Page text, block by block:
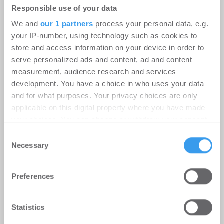
Responsible use of your data
We and our 1 partners process your personal data, e.g.
your IP-number, using technology such as cookies to
store and access information on your device in order to
serve personalized ads and content, ad and content
measurement, audience research and services
development. You have a choice in who uses your data
and for what purposes. Your privacy choices are only
applicable on this digital property where you have made
the Privacy trigger icon.
Find out more about how your personal data is processed
and set your preferences in the
We use cookies to personalise content and ads, to
provide social media features and to analyse our traffic.
Selection
Necessary
Preferences
Statistics
Rechenzentren: Steigende Außentemperaturen
und immer leistungsfähigere IT-Systeme treiben
den ...
Ingeborg-Warschke-Nachwuchspreis
2026 – Bewerbung bis 2. August
möglich – Bundesbauministerin
-08.07.2026
registriert, erstellen Sie sich jetzt Ihren